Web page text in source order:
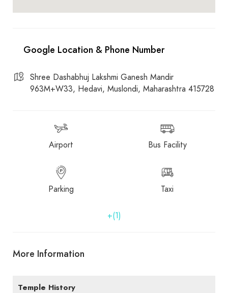
Shree Dashabhuj Lakshmi Ganesh Mandir
963M+W33, Hedavi, Muslondi, Maharashtra 415728
Airport Bus Facility
Parking Taxi
+(1)
More Information
Temple History